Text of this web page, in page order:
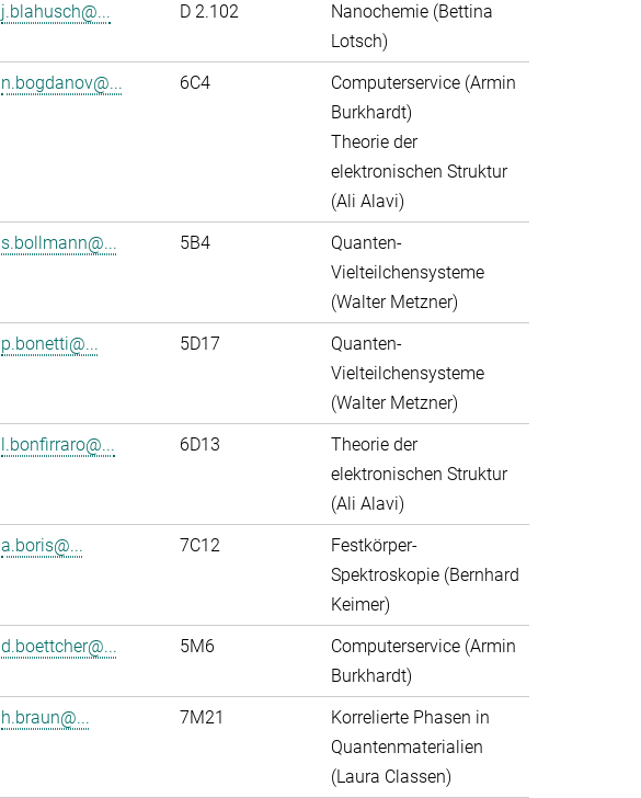
j.blahusch@... D 2.102
Nanochemie (Bettina
Lotsch)
n.bogdanov@... 6C4
Computerservice (Armin
Burkhardt)
Theorie der
elektronischen Struktur
(Ali Alavi)
s.bollmann@... 5B4
Quanten-
Vielteilchensysteme
(Walter Metzner)
p.bonetti@... 5D17
Quanten-
Vielteilchensysteme
(Walter Metzner)
l.bonfirraro@... 6D13
Theorie der
elektronischen Struktur
(Ali Alavi)
a.boris@... 7C12
Festkörper-
Spektroskopie (Bernhard
Keimer)
d.boettcher@... 5M6
Computerservice (Armin
Burkhardt)
h.braun@... 7M21
Korrelierte Phasen in
Quantenmaterialien
(Laura Classen)